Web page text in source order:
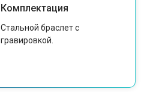
Комплектация
Стальной браслет с
гравировкой.